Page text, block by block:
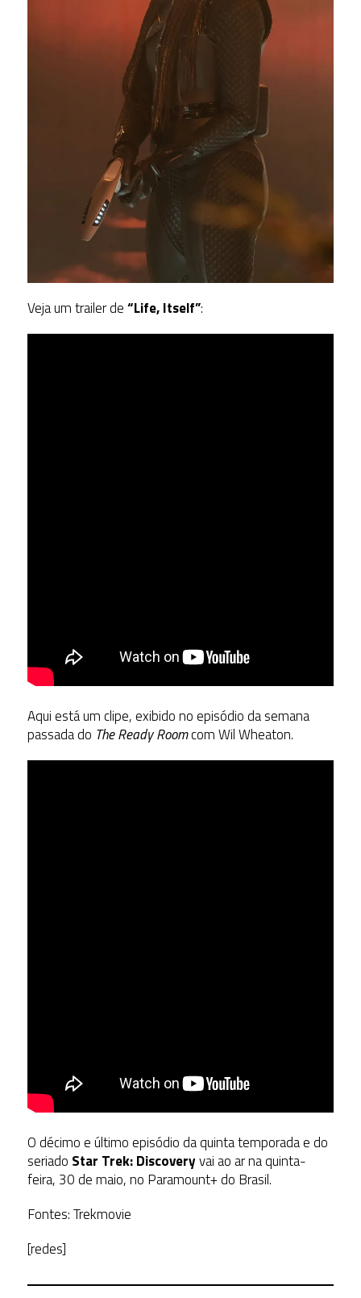
Veja um trailer de“Life, Itself”:
Aqui está um clipe, exibido no episódio da semana
passada do The Ready Roomcom Wil Wheaton.
O décimo e último episódio da quinta temporada e do
seriado Star Trek: Discoveryvai ao ar na quinta-
feira, 30 de maio, no Paramount+ do Brasil.
Fontes: Trekmovie
[redes]